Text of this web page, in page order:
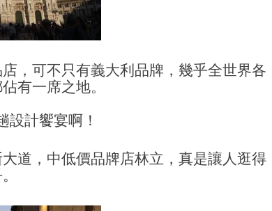
，可不只有義大利品牌，幾乎全世界各
有一席之地。
設計饗宴啊！
道，中低價品牌店林立，真是讓人逛得